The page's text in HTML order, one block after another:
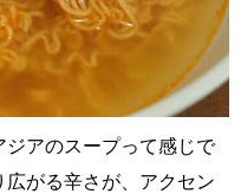
アのスープって感じで
がる辛さが、アクセン